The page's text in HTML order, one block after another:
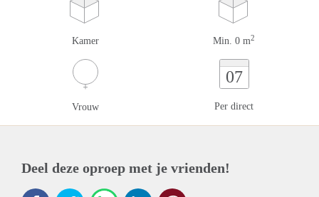
Kamer Min. 0 m2
Vrouw
07
Per direct
Deel deze oproep met je vrienden!